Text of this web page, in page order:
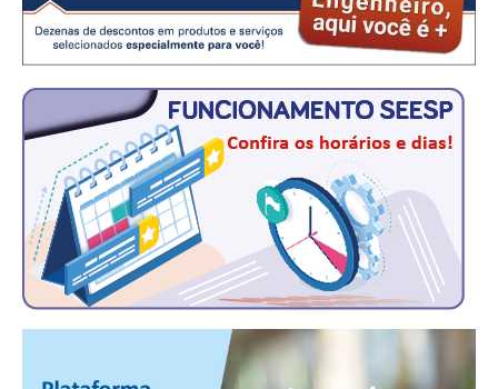
JURÍDICO
CONSULTORIA
ACORDOS, CONVENÇÕES E DISSÍDIOS
CONTRIBUIÇÕES
CONTRIBUIÇÃO ASSISTENCIAL
CONTRIBUIÇÃO ASSOCIATIVA OU ANUIDADE DE SÓCIO
CONTRIBUIÇÃO SINDICAL URBANA
REVISÃO DE APOSENTADORIA
FGTS EXPURGOS